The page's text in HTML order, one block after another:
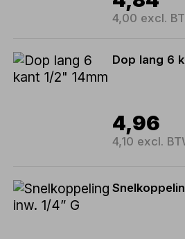
4,00 excl.
Dop lang 6
4,96
4,10 excl.